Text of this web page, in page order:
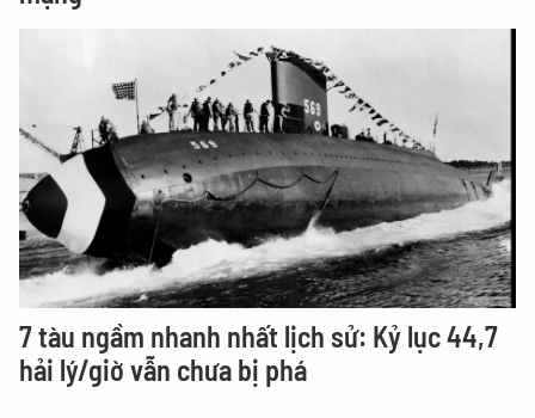
7 tàu ngầm nhanh nhất lịch sử: Kỷ lục 44,7
hải lý/giờ vẫn chưa bị phá